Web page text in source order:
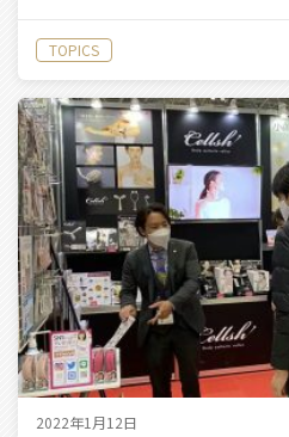
TOPICS
2022年1月12日